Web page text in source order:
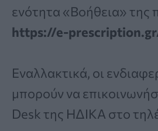
ενότητα «Βοήθεια» της
https://e-
Εναλλακτικά, οι
μπορούν να
Desk της ΗΔΙΚΑ στο